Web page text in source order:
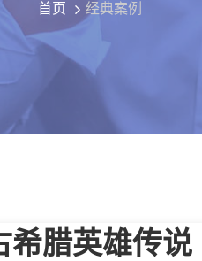
首页 经典案例
希腊英雄传说